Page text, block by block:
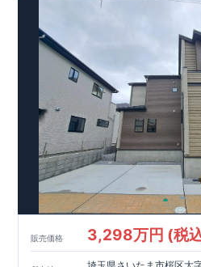
クインクローゼット設置
太陽光発電（フラットプラン）採用
ホテルライクで実用的な洗面空間 （
詳細ページへ）
家計にやさしい住宅性能
長期優良住宅 住宅ローン控除額の優
延長など 税制面でのメリットが受け
耐震等級 ３ ＋制震ダンパー 建築基準
険の割引（最大50％）対象です。
現地のご案内・資料請求 受付中​ ​■
建物・設備・間取りを​ 現地にて
TEL
0120-44-1081
（9:30 18:30／火水曜休み）
スマートフォンで見やすい特設サ
販売価格 3,298万円 (税